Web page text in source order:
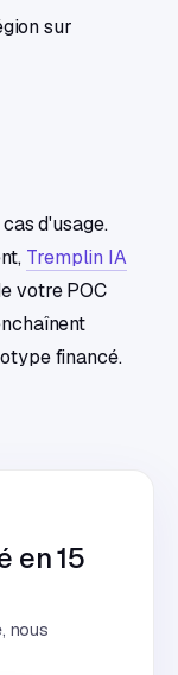
sur
d'usage.
Tremplin IA
votre POC
financé.
en 15
nous